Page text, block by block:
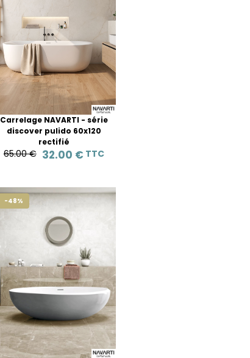
Carrelage NAVARTI - série
discover pulido 60x120
rectifié
65.00 € 32.00 € TTC
-48%